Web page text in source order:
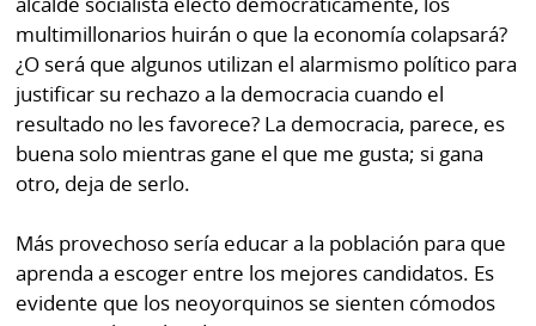
multimillonarios huirán o que la economía colapsará?
¿O será que algunos utilizan el alarmismo político para
justificar su rechazo a la democracia cuando el
resultado no les favorece? La democracia, parece, es
buena solo mientras gane el que me gusta; si gana
otro, deja de serlo.
Más provechoso sería educar a la población para que
aprenda a escoger entre los mejores candidatos. Es
evidente que los neoyorquinos se sienten cómodos